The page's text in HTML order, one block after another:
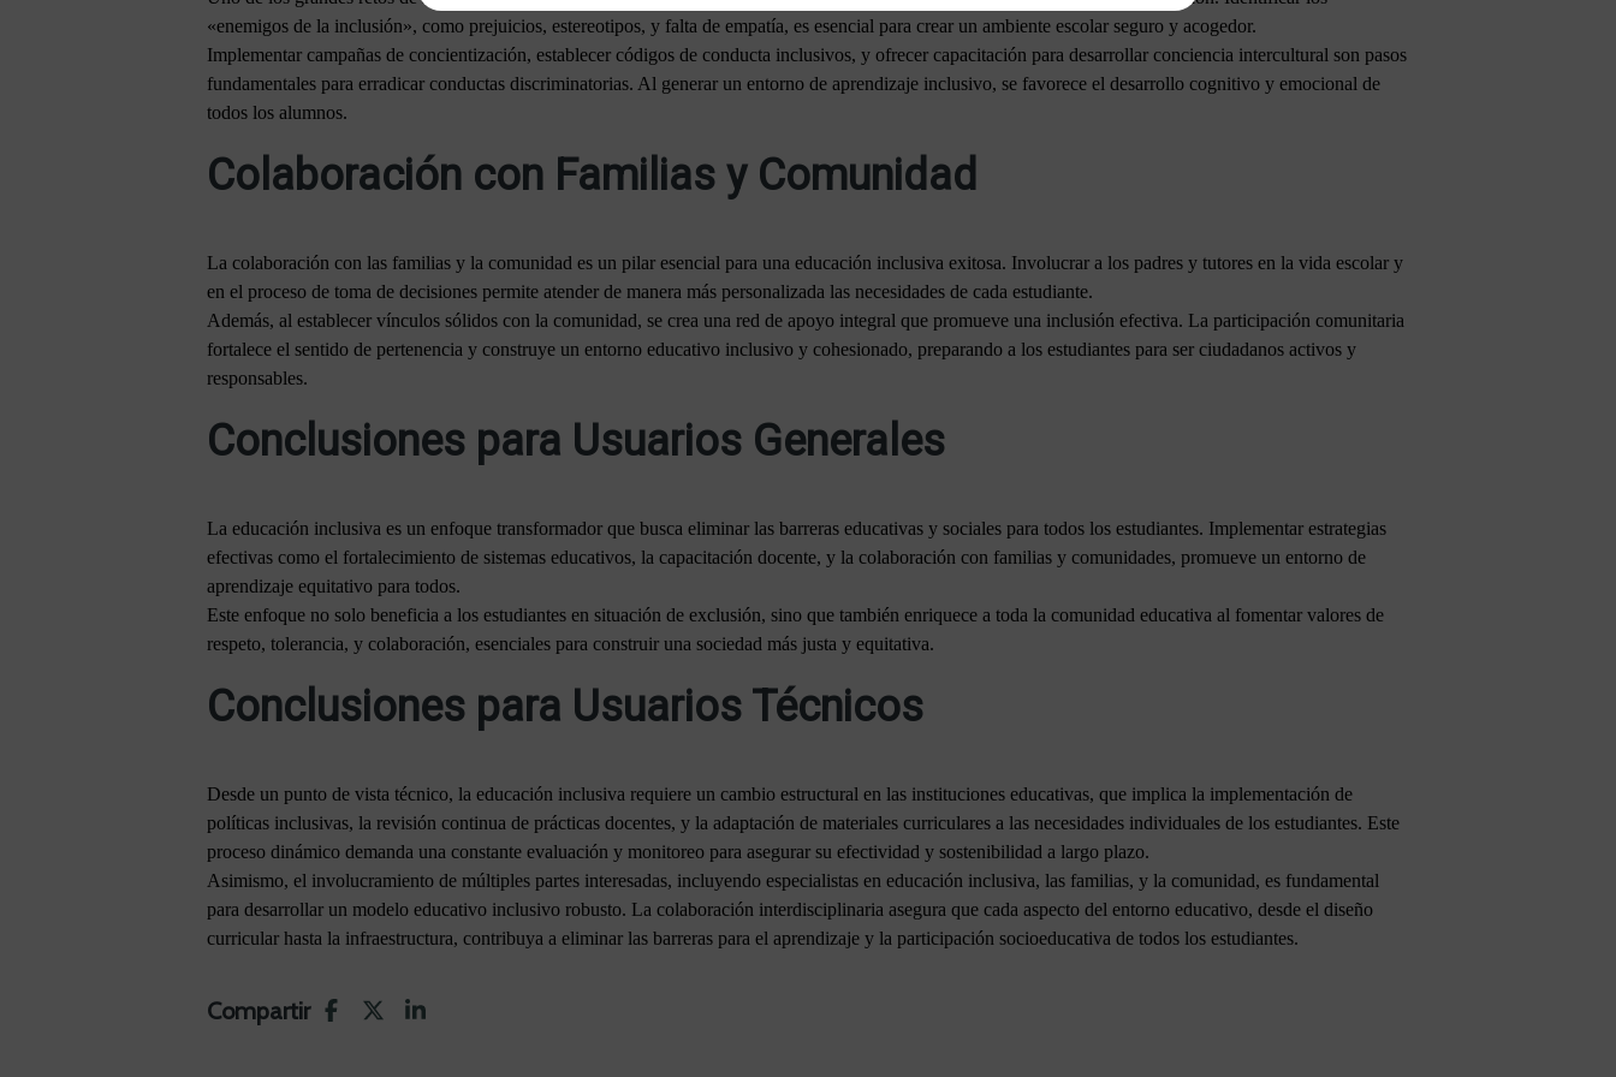
«enemigos de la inclusión», como prejuicios, estereotipos, y falta de empatía, es esencial para crear un ambiente escolar seguro y acogedor.
Implementar campañas de concientización, establecer códigos de conducta inclusivos, y ofrecer capacitación para desarrollar conciencia intercultural son pasos
fundamentales para erradicar conductas discriminatorias. Al generar un entorno de aprendizaje inclusivo, se favorece el desarrollo cognitivo y emocional de
todos los alumnos.
Colaboración con Familias y Comunidad
La colaboración con las familias y la comunidad es un pilar esencial para una educación inclusiva exitosa. Involucrar a los padres y tutores en la vida escolar y
en el proceso de toma de decisiones permite atender de manera más personalizada las necesidades de cada estudiante.
Además, al establecer vínculos sólidos con la comunidad, se crea una red de apoyo integral que promueve una inclusión efectiva. La participación comunitaria
fortalece el sentido de pertenencia y construye un entorno educativo inclusivo y cohesionado, preparando a los estudiantes para ser ciudadanos activos y
responsables.
Conclusiones para Usuarios Generales
La educación inclusiva es un enfoque transformador que busca eliminar las barreras educativas y sociales para todos los estudiantes. Implementar estrategias
efectivas como el fortalecimiento de sistemas educativos, la capacitación docente, y la colaboración con familias y comunidades, promueve un entorno de
aprendizaje equitativo para todos.
Este enfoque no solo beneficia a los estudiantes en situación de exclusión, sino que también enriquece a toda la comunidad educativa al fomentar valores de
respeto, tolerancia, y colaboración, esenciales para construir una sociedad más justa y equitativa.
Conclusiones para Usuarios Técnicos
Desde un punto de vista técnico, la educación inclusiva requiere un cambio estructural en las instituciones educativas, que implica la implementación de
políticas inclusivas, la revisión continua de prácticas docentes, y la adaptación de materiales curriculares a las necesidades individuales de los estudiantes. Este
proceso dinámico demanda una constante evaluación y monitoreo para asegurar su efectividad y sostenibilidad a largo plazo.
Asimismo, el involucramiento de múltiples partes interesadas, incluyendo especialistas en educación inclusiva, las familias, y la comunidad, es fundamental
para desarrollar un modelo educativo inclusivo robusto. La colaboración interdisciplinaria asegura que cada aspecto del entorno educativo, desde el diseño
curricular hasta la infraestructura, contribuya a eliminar las barreras para el aprendizaje y la participación socioeducativa de todos los estudiantes.
Compartir